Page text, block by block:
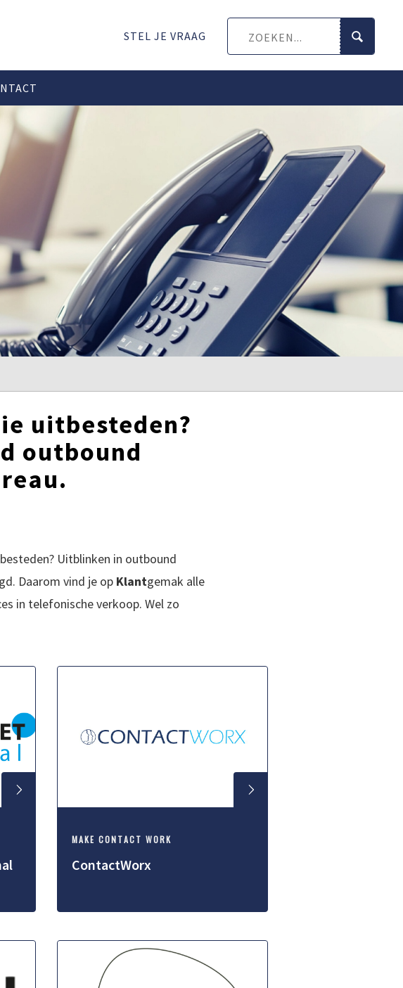
STEL JE VRAAG
uitbesteden?
outbound
Uitblinken in outbound
Daarom vind je op Klantgemak alle
in telefonische verkoop. Wel zo
MAKE CONTACT WORK
ContactWorx